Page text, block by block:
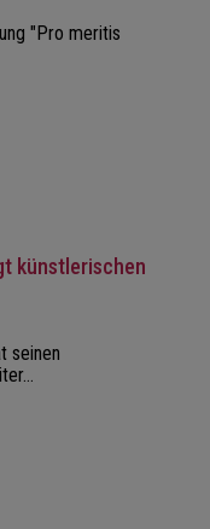
"Pro meritis
künstlerischen
seinen